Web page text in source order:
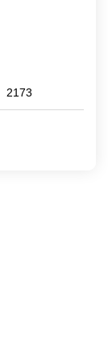
2173